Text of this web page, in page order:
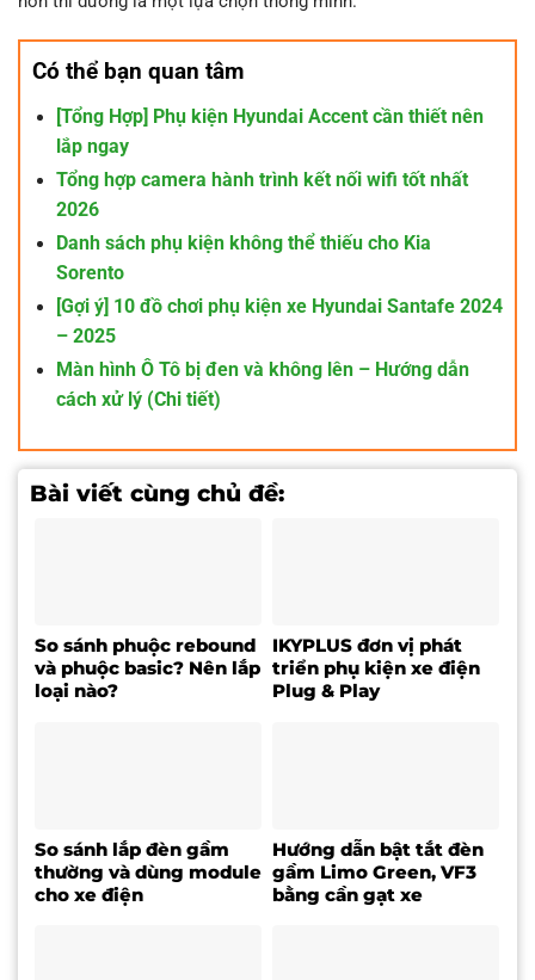
Có thể bạn quan tâm
[Tổng Hợp] Phụ kiện Hyundai Accent cần thiết nên
lắp ngay
Tổng hợp camera hành trình kết nối wifi tốt nhất
2026
Danh sách phụ kiện không thể thiếu cho Kia
Sorento
[Gợi ý] 10 đồ chơi phụ kiện xe Hyundai Santafe 2024
– 2025
Màn hình Ô Tô bị đen và không lên – Hướng dẫn
cách xử lý (Chi tiết)
Bài viết cùng chủ đề:
So sánh phuộc rebound
và phuộc basic? Nên lắp
loại nào?
IKYPLUS đơn vị phát
triển phụ kiện xe điện
Plug & Play
So sánh lắp đèn gầm
thường và dùng module
cho xe điện
Hướng dẫn bật tắt đèn
gầm Limo Green, VF3
bằng cần gạt xe